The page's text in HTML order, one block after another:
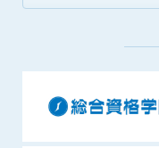
(3) 広告掲載料金の支
第8条（サービスの変
管理者は、会員の承
廃止を含み)し、本サ